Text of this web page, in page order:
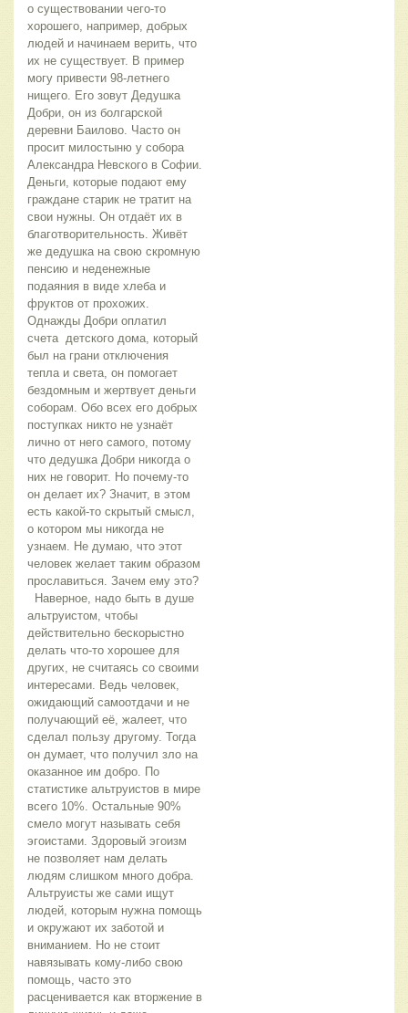
о существовании чего-то
хорошего, например, добрых
людей и начинаем верить, что
их не существует. В пример
могу привести 98-летнего
нищего. Его зовут Дедушка
Добри, он из болгарской
деревни Баилово. Часто он
просит милостыню у собора
Александра Невского в Софии.
Деньги, которые подают ему
граждане старик не тратит на
свои нужны. Он отдаёт их в
благотворительность. Живёт
же дедушка на свою скромную
пенсию и неденежные
подаяния в виде хлеба и
фруктов от прохожих.
Однажды Добри оплатил
счета детского дома, который
был на грани отключения
тепла и света, он помогает
бездомным и жертвует деньги
соборам. Обо всех его добрых
поступках никто не узнаёт
лично от него самого, потому
что дедушка Добри никогда о
них не говорит. Но почему-то
он делает их? Значит, в этом
есть какой-то скрытый смысл,
о котором мы никогда не
узнаем. Не думаю, что этот
человек желает таким образом
прославиться. Зачем ему это?
Наверное, надо быть в душе
альтруистом, чтобы
действительно бескорыстно
делать что-то хорошее для
других, не считаясь со своими
интересами. Ведь человек,
ожидающий самоотдачи и не
получающий её, жалеет, что
сделал пользу другому. Тогда
он думает, что получил зло на
оказанное им добро. По
статистике альтруистов в мире
всего 10%. Остальные 90%
смело могут называть себя
эгоистами. Здоровый эгоизм
не позволяет нам делать
людям слишком много добра.
Альтруисты же сами ищут
людей, которым нужна помощь
и окружают их заботой и
вниманием. Но не стоит
навязывать кому-либо свою
помощь, часто это
расценивается как вторжение в